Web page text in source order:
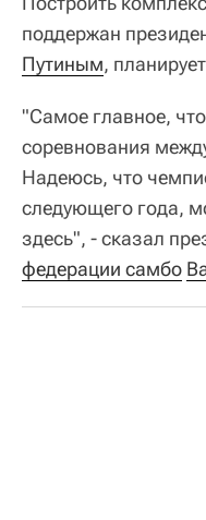
поддержан
Путиным,
"Самое главное,
соревнования
Надеюсь, что
следующего года,
здесь", - сказал
федерации самбо